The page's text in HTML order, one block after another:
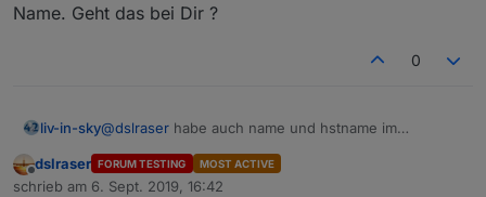
Name. Geht das bei Dir ?
0
liv-in-sky@dslraser habe auch name und hstname im
Offline
dslraser FORUM TESTING MOST ACTIVE
schrieb am 6. Sept. 2019, 16:42